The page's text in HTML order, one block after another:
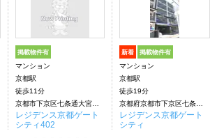
掲載物件有
マンション
京都駅
徒歩11分
レジデンス京都ゲート
シティ402
新着 掲載物件有
マンション
京都駅
徒歩19分
レジデンス京都ゲート
シティ